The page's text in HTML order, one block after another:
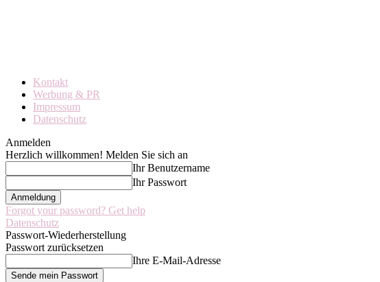
Kontakt
Werbung & PR
Impressum
Datenschutz
Anmelden
Herzlich willkommen! Melden Sie sich an
Ihr Benutzername
Ihr Passwort
Forgot your password? Get help
Datenschutz
Passwort-Wiederherstellung
Passwort zurücksetzen
Ihre E-Mail-Adresse